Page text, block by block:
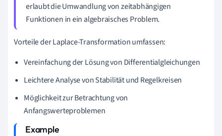
erlaubt die Umwandlung von zeitabhängigen
Funktionen in ein algebraisches Problem.
Vorteile der Laplace-Transformation umfassen:
Vereinfachung der Lösung von Differentialgleichungen
Leichtere Analyse von Stabilität und Regelkreisen
Möglichkeit zur Betrachtung von
Anfangswerteproblemen